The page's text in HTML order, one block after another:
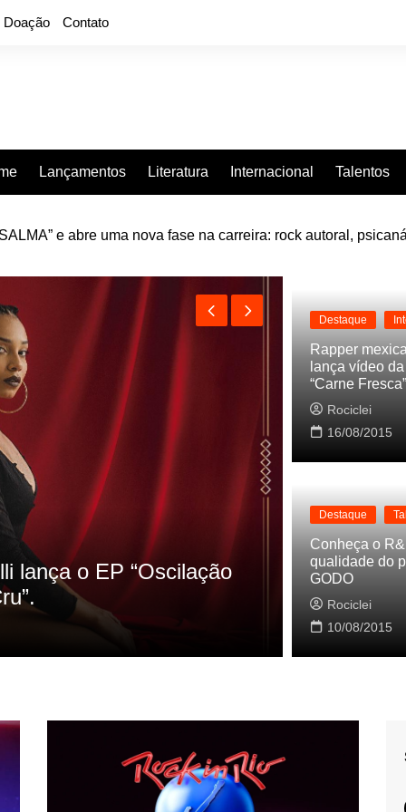
Doação Contato
Lançamentos Literatura Internacional Talentos
e abre uma nova fase na carreira: rock autoral,
“Projeção”, de 2010, nas plataformas digitais
referencias do clipe de
Destaque
Cynthia
Baleiro
Rociclei
Destaque
Rapper
lança vídeo
“Carne Fresca”
Rociclei
16/08/2015
Destaque
Conheça o
qualidade do
GODO
Rociclei
10/08/2015